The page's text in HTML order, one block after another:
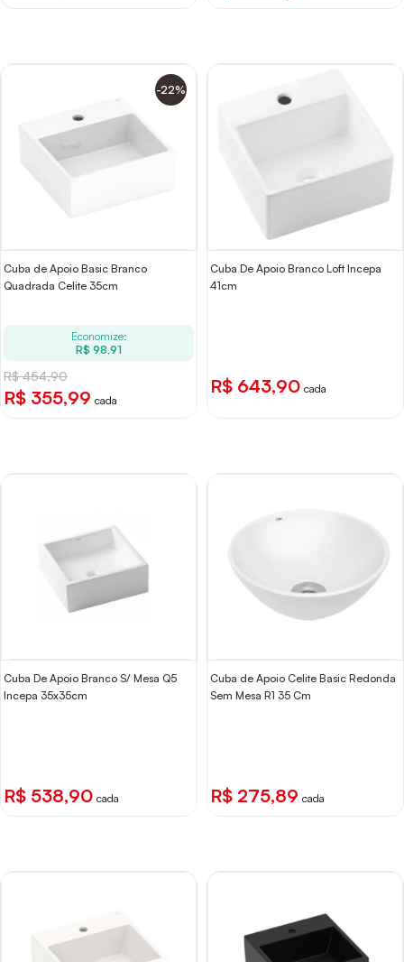
-22%
Cuba de Apoio Basic Branco
Quadrada Celite 35cm
Economize:
R$ 98,91
R$ 454,90
R$ 355,99 cada
Cuba De Apoio Branco Loft Incepa
41cm
R$ 643,90 cada
Cuba De Apoio Branco S/ Mesa Q5
Incepa 35x35cm
R$ 538,90 cada
Cuba de Apoio Celite Basic Redonda
Sem Mesa R1 35 Cm
R$ 275,89 cada